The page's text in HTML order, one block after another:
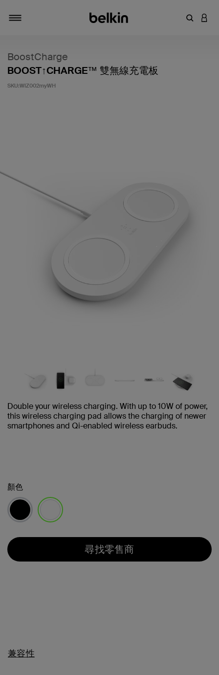
輸入關鍵
登入
BoostCharge
BOOST↑CHARGE™ 雙無線充電板
SKU:WIZ002myWH
Double your wireless charging. With up to 10W of power,
this wireless charging pad allows the charging of newer
smartphones and Qi-enabled wireless earbuds.
顏色
尋找零售商
兼容性